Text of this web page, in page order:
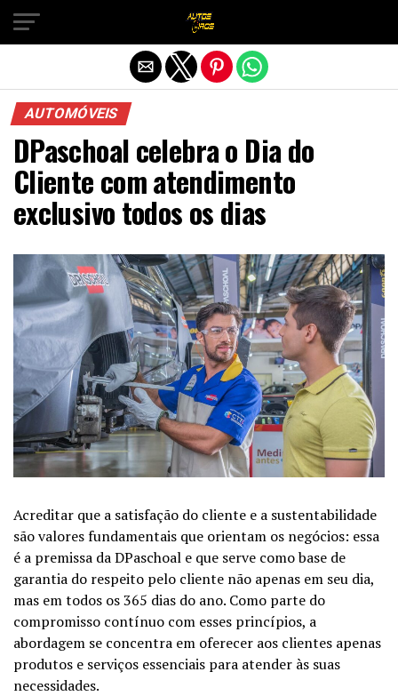
AUTOMÓVEIS
DPaschoal celebra o Dia do
Cliente com atendimento
exclusivo todos os dias
Acreditar que a satisfação do cliente e a sustentabilidade
são valores fundamentais que orientam os negócios: essa
é a premissa da DPaschoal e que serve como base de
garantia do respeito pelo cliente não apenas em seu dia,
mas em todos os 365 dias do ano. Como parte do
compromisso contínuo com esses princípios, a
abordagem se concentra em oferecer aos clientes apenas
produtos e serviços essenciais para atender às suas
necessidades.
Sair da versão mobile